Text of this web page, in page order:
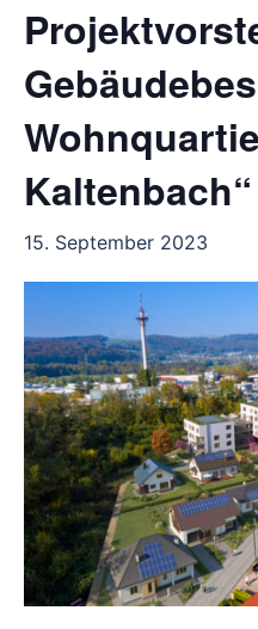
Kaltenbach“
15. September 2023